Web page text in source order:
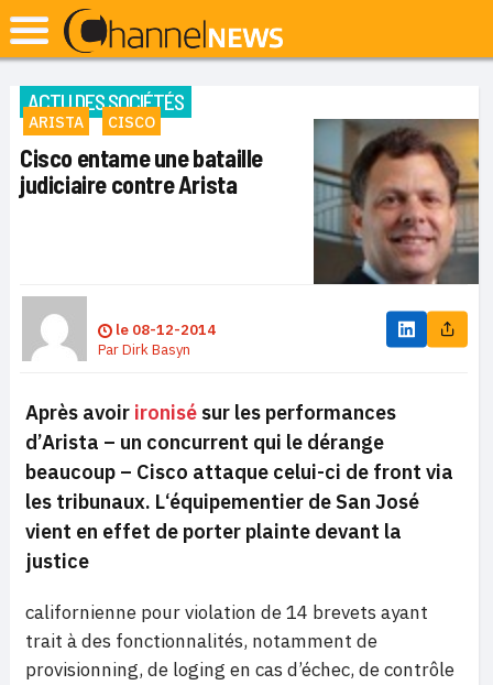
ACTU DES SOCIÉTÉS
ARISTA CISCO
Cisco entame une bataille
judiciaire contre Arista
le 08-12-2014
ParDirk Basyn
Après avoir ironisé sur les performances
d’Arista – un concurrent qui le dérange
beaucoup – Cisco attaque celui-ci de front via
les tribunaux. L‘équipementier de San José
vient en effet de porter plainte devant la
justice
californienne pour violation de 14 brevets ayant
trait à des fonctionnalités, notamment de
provisionning, de loging en cas d’échec, de contrôle